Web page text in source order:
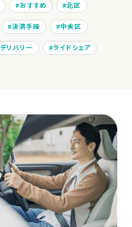
おすすめ 北区
決済手段 中央区
デリバリー ライドシェア